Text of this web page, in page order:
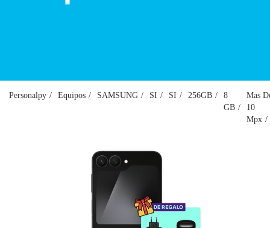
Personalpy Equipos SAMSUNG SI SI 256GB
8
GB
Mas
10
Mpx